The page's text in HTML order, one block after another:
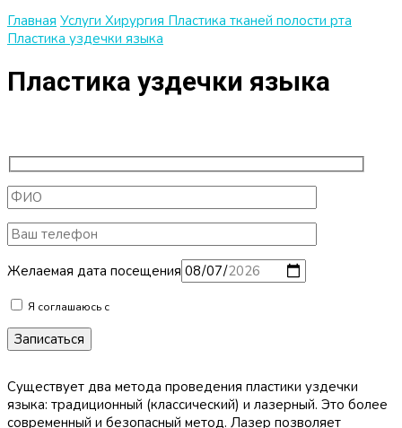
Главная Услуги Хирургия Пластика тканей полости рта
Пластика уздечки языка
Пластика уздечки языка
Желаемая дата посещения
Я соглашаюсь с
Существует два метода проведения пластики уздечки
языка: традиционный (классический) и лазерный. Это более
современный и безопасный метод. Лазер позволяет